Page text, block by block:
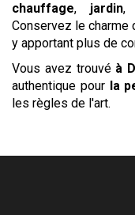
chauffage, jardin,
Conservez le charme
y apportant plus de
Vous avez trouvé à
authentique pour la
les règles de l'art.